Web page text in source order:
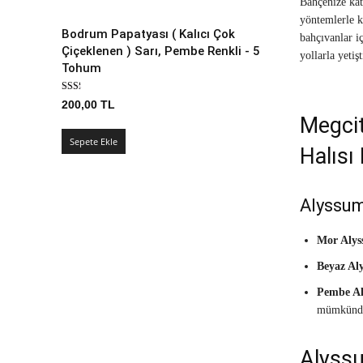
Bodrum Papatyası ( Kalıcı Çok
Çiçeklenen ) Sarı, Pembe Renkli - 5
Tohum
200,00 TL
Sepete Ekle
yöntemlerle
bahçıvanlar
yollarla
Mor
Beyaz
Pembe